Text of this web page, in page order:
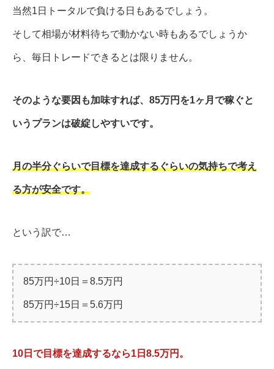
当然1日トータルで負ける日もあるでしょう。
そして相場が材料待ちで動かない時もあるでしょうか
ら、毎日トレードできるとは限りません。
そのような要因も加味すれば、85万円を1ヶ月で稼ぐと
いうプランは破綻しやすいです。
月の半分ぐらいで目標を達成するぐらいの気持ちで考え
る方が安全です。
という訳で…
85万円÷10日＝8.5万円
85万円÷15日＝5.6万円
10日で目標を達成するなら1日8.5万円。